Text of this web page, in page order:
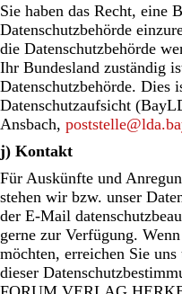
Sie haben das Recht, eine
Datenschutzbehörde
die Datenschutzbehörde
Ihr Bundesland zuständig
Datenschutzbehörde. Dies
Datenschutzaufsicht
Ansbach,
j) Kontakt
Für Auskünfte und
stehen wir bzw. unser
der E-Mail
gerne zur Verfügung.
möchten, erreichen Sie
dieser